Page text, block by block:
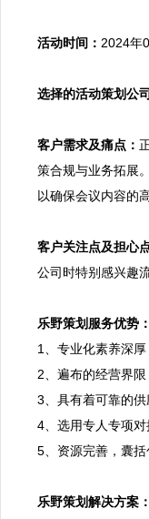
活动时间： 2024年
选择的活动策划公
客户需求及痛点：
策合规与业务拓展
以确保会议内容的
客户关注点及担心
公司时特别感兴趣
乐野策划服务优势：
1、专业化素养深
2、遍布的经营界
3、具有着可靠的
4、选用专人专项
5、资源完善，囊
乐野策划解决方案：